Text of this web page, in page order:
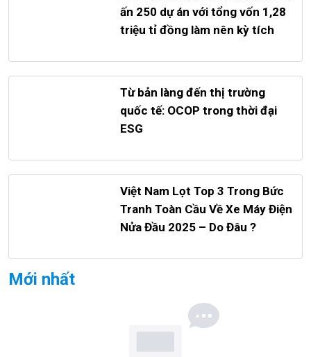
ấn 250 dự án với tổng vốn 1,28
triệu tỉ đồng làm nên kỳ tích
Từ bản làng đến thị trường
quốc tế: OCOP trong thời đại
ESG
Việt Nam Lọt Top 3 Trong Bức
Tranh Toàn Cầu Về Xe Máy Điện
Nửa Đầu 2025 – Do Đâu ?
Mới nhất